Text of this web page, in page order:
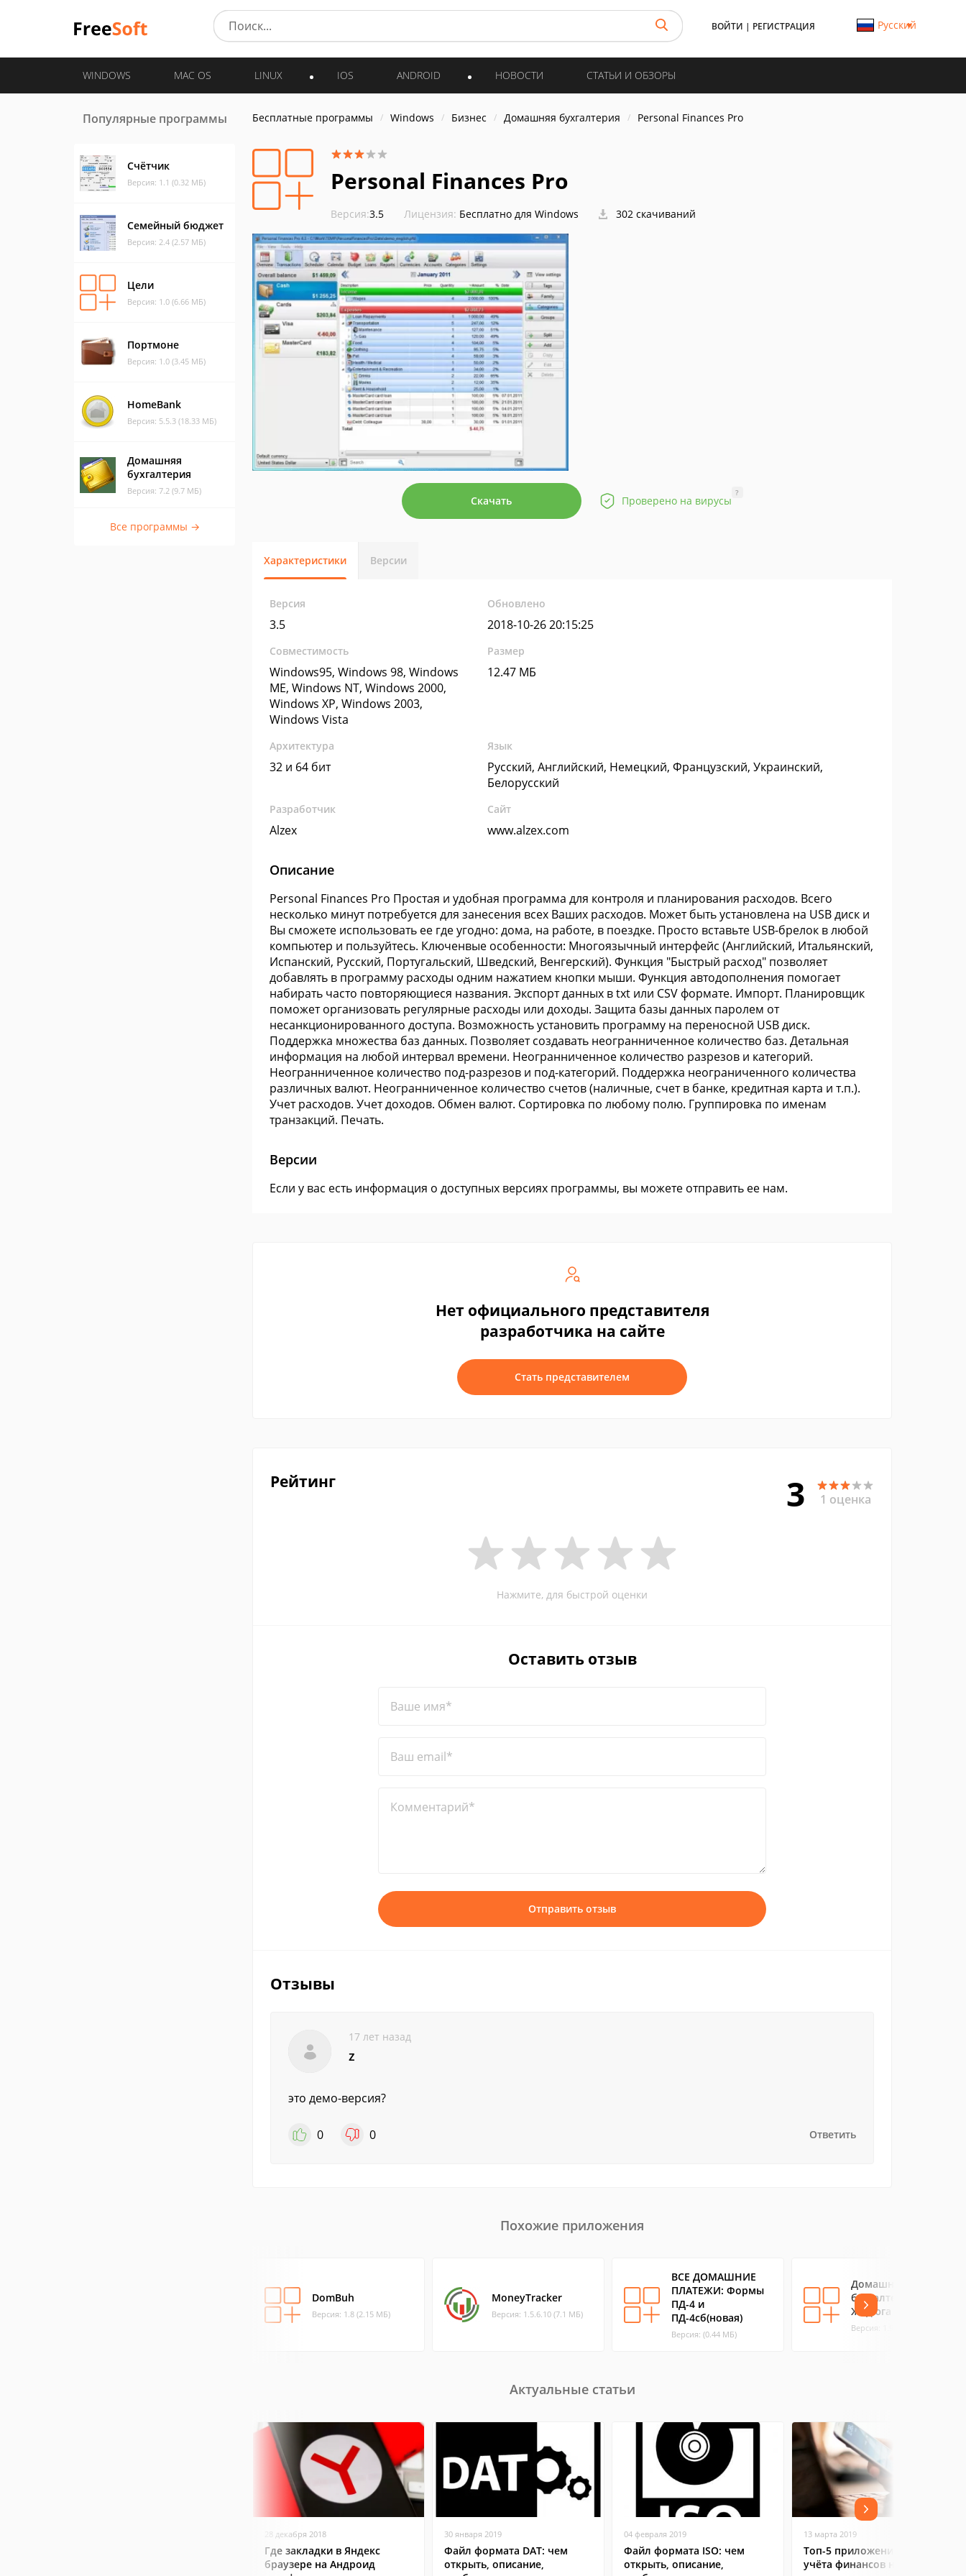
ВОЙТИ | РЕГИСТРАЦИЯ Русский
WINDOWS MAC OS LINUX IOS ANDROID НОВОСТИ СТАТЬИ И ОБЗОРЫ
Популярные программы
Счётчик
Версия: 1.1 (0.32 МБ)
Семейный бюджет
Версия: 2.4 (2.57 МБ)
Цели
Версия: 1.0 (6.66 МБ)
Портмоне
Версия: 1.0 (3.45 МБ)
HomeBank
Версия: 5.5.3 (18.33 МБ)
Домашняя
бухгалтерия
Версия: 7.2 (9.7 МБ)
Все программы →
Бесплатные программы Windows Бизнес Домашняя бухгалтерия Personal Finances Pro
Personal Finances Pro
Версия:3.5 Лицензия: Бесплатно для Windows 302 скачиваний
Скачать Проверено на вирусы
?
Характеристики Версии
Версия
3.5
Обновлено
2018-10-26 20:15:25
Совместимость
Windows95, Windows 98, Windows
ME, Windows NT, Windows 2000,
Windows XP, Windows 2003,
Windows Vista
Размер
12.47 МБ
Архитектура
32 и 64 бит
Язык
Русский, Английский, Немецкий, Французский, Украинский,
Белорусский
Разработчик
Alzex
Сайт
www.alzex.com
Описание
Personal Finances Pro Простая и удобная программа для контроля и планирования расходов. Всего
несколько минут потребуется для занесения всех Ваших расходов. Может быть установлена на USB диск и
Вы сможете использовать ее где угодно: дома, на работе, в поездке. Просто вставьте USB-брелок в любой
компьютер и пользуйтесь. Ключенвые особенности: Многоязычный интерфейс (Английский, Итальянский,
Испанский, Русский, Португальский, Шведский, Венгерский). Функция "Быстрый расход" позволяет
добавлять в программу расходы одним нажатием кнопки мыши. Функция автодополнения помогает
набирать часто повторяющиеся названия. Экспорт данных в txt или CSV формате. Импорт. Планировщик
поможет организовать регулярные расходы или доходы. Защита базы данных паролем от
несанкционированного доступа. Возможность установить программу на переносной USB диск.
Поддержка множества баз данных. Позволяет создавать неогранниченное количество баз. Детальная
информация на любой интервал времени. Неогранниченное количество разрезов и категорий.
Неогранниченное количество под-разрезов и под-категорий. Поддержка неограниченного количества
различных валют. Неогранниченное количество счетов (наличные, счет в банке, кредитная карта и т.п.).
Учет расходов. Учет доходов. Обмен валют. Сортировка по любому полю. Группировка по именам
транзакций. Печать.
Версии
Если у вас есть информация о доступных версиях программы, вы можете отправить ее нам.
Нет официального представителя
разработчика на сайте
Стать представителем
Рейтинг 3 1 оценка
Нажмите, для быстрой оценки
Оставить отзыв
Ваше имя*
Ваш email*
Комментарий*
Отправить отзыв
Отзывы
17 лет назад
z
это демо-версия?
0 0 Ответить
Похожие приложения
DomBuh
Версия: 1.8 (2.15 МБ)
MoneyTracker
Версия: 1.5.6.10 (7.1 МБ)
ВСЕ ДОМАШНИЕ
ПЛАТЕЖИ: Формы
ПД-4 и
ПД-4сб(новая)
Версия: (0.44 МБ)
Домашняя
бухгалтерия
Жадюга
Версия: 1.9 (2.13 МБ)
Актуальные статьи
28 декабря 2018
Где закладки в Яндекс
браузере на Андроид
30 января 2019
Файл формата DAT: чем
открыть, описание,
04 февраля 2019
Файл формата ISO: чем
открыть, описание,
13 марта 2019
Топ-5 приложений для
учёта финансов на Android